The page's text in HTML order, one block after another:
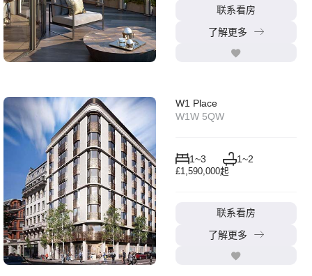
联系看房
了解更多
W1 Place
W1W 5QW
1~3 1~2
£1,590,000起
联系看房
了解更多